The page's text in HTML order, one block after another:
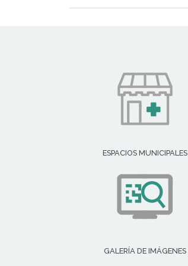
ESPACIOS MUNICIPALES
GALERÍA DE IMÁGENES